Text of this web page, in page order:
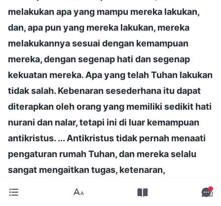
melakukan apa yang mampu mereka lakukan,
dan, apa pun yang mereka lakukan, mereka
melakukannya sesuai dengan kemampuan
mereka, dengan segenap hati dan segenap
kekuatan mereka. Apa yang telah Tuhan lakukan
tidak salah. Kebenaran sesederhana itu dapat
diterapkan oleh orang yang memiliki sedikit hati
nurani dan nalar, tetapi ini di luar kemampuan
antikristus. ... Antikristus tidak pernah menaati
pengaturan rumah Tuhan, dan mereka selalu
sangat mengaitkan tugas, ketenaran,